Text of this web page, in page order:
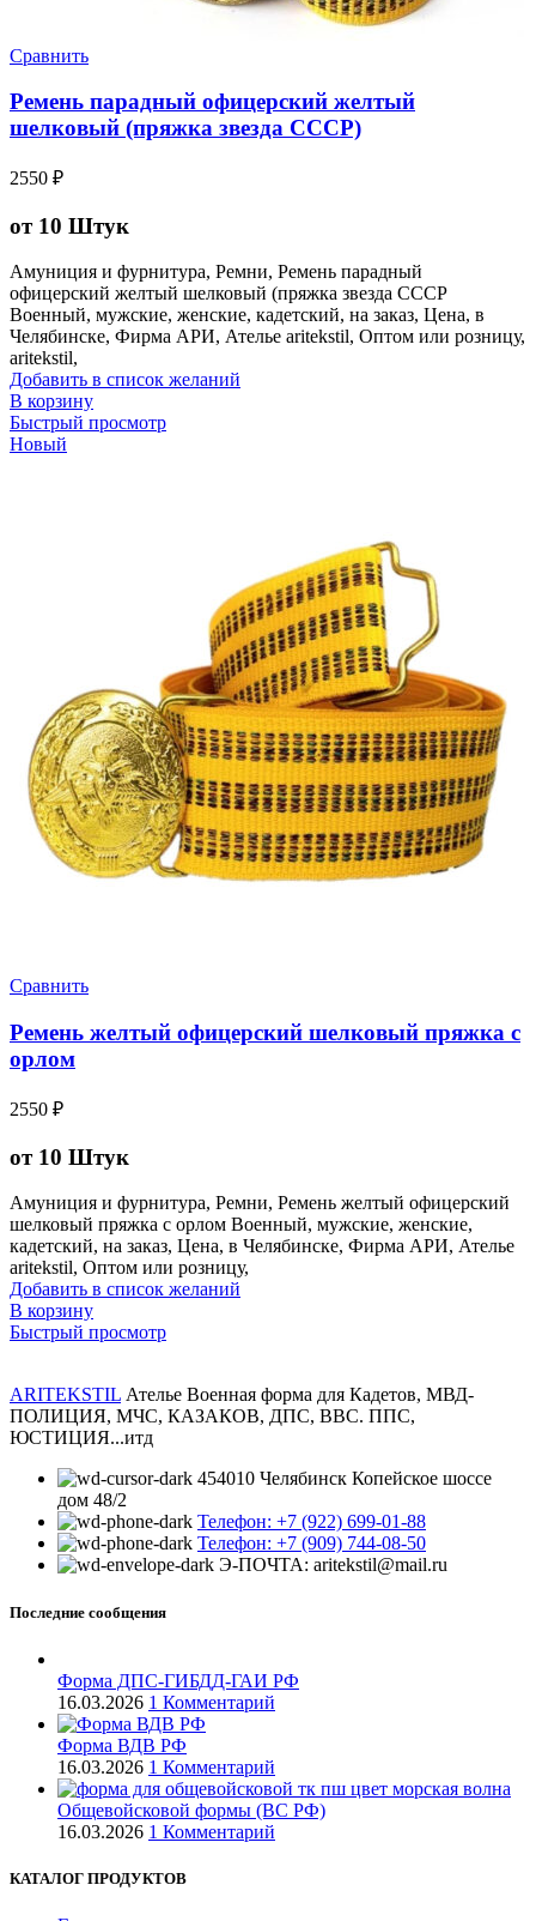
Сравнить
Ремень парадный офицерский желтый
шелковый (пряжка звезда СССР)
2550 ₽
от 10 Штук
Амуниция и фурнитура, Ремни, Ремень парадный
офицерский желтый шелковый (пряжка звезда СССР
Военный, мужские, женские, кадетский, на заказ, Цена, в
Челябинске, Фирма АРИ, Ателье aritekstil, Оптом или розницу,
aritekstil,
Добавить в список желаний
В корзину
Быстрый просмотр
Новый
Сравнить
Ремень желтый офицерский шелковый пряжка с
орлом
2550 ₽
от 10 Штук
Амуниция и фурнитура, Ремни, Ремень желтый офицерский
шелковый пряжка с орлом Военный, мужские, женские,
кадетский, на заказ, Цена, в Челябинске, Фирма АРИ, Ателье
aritekstil, Оптом или розницу,
Добавить в список желаний
В корзину
Быстрый просмотр
ARITEKSTIL Ателье Военная форма для Кадетов, МВД-
ПОЛИЦИЯ, МЧС, КАЗАКОВ, ДПС, ВВС. ППС,
ЮСТИЦИЯ...итд
454010 Челябинск Копейское шоссе
дом 48/2
Телефон: +7 (922) 699-01-88
Телефон: +7 (909) 744-08-50
Э-ПОЧТА: aritekstil@mail.ru
Последние сообщения
Форма ДПС-ГИБДД-ГАИ РФ
16.03.2026 1 Комментарий
Форма ВДВ РФ
16.03.2026 1 Комментарий
Общевойсковой формы (ВС РФ)
16.03.2026 1 Комментарий
КАТАЛОГ ПРОДУКТОВ